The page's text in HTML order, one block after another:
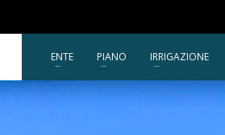
ENTE PIANO IRRIGAZIONE